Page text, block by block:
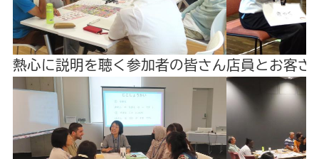
熱心に説明を聴く参加者の皆さん店員とお客さ